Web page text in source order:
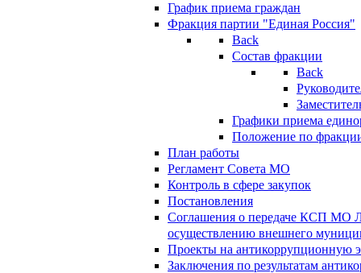
График приема граждан
Фракция партии "Единая Россия"
Back
Состав фракции
Back
Графики приема
Положение по
План работы
Регламент Совета МО
Контроль в сфере закупок
Постановления
Соглашения о передаче КСП МО
осуществлению внешнего
Проекты на антикоррупционную
Заключения по результатам